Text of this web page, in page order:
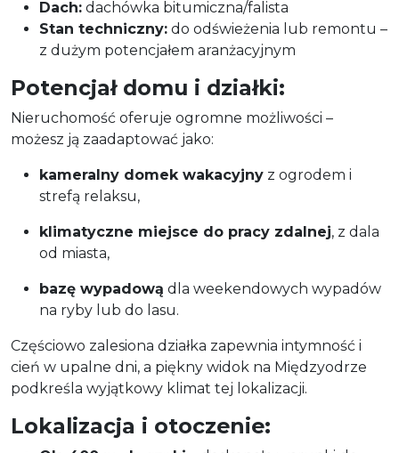
Dach: dachówka bitumiczna/falista
Stan techniczny: do odświeżenia lub remontu –
z dużym potencjałem aranżacyjnym
Potencjał domu i działki:
Nieruchomość oferuje ogromne możliwości –
możesz ją zaadaptować jako:
kameralny domek wakacyjny z ogrodem i
strefą relaksu,
klimatyczne miejsce do pracy zdalnej, z dala
od miasta,
bazę wypadową dla weekendowych wypadów
na ryby lub do lasu.
Częściowo zalesiona działka zapewnia intymność i
cień w upalne dni, a piękny widok na Międzyodrze
podkreśla wyjątkowy klimat tej lokalizacji.
Lokalizacja i otoczenie: